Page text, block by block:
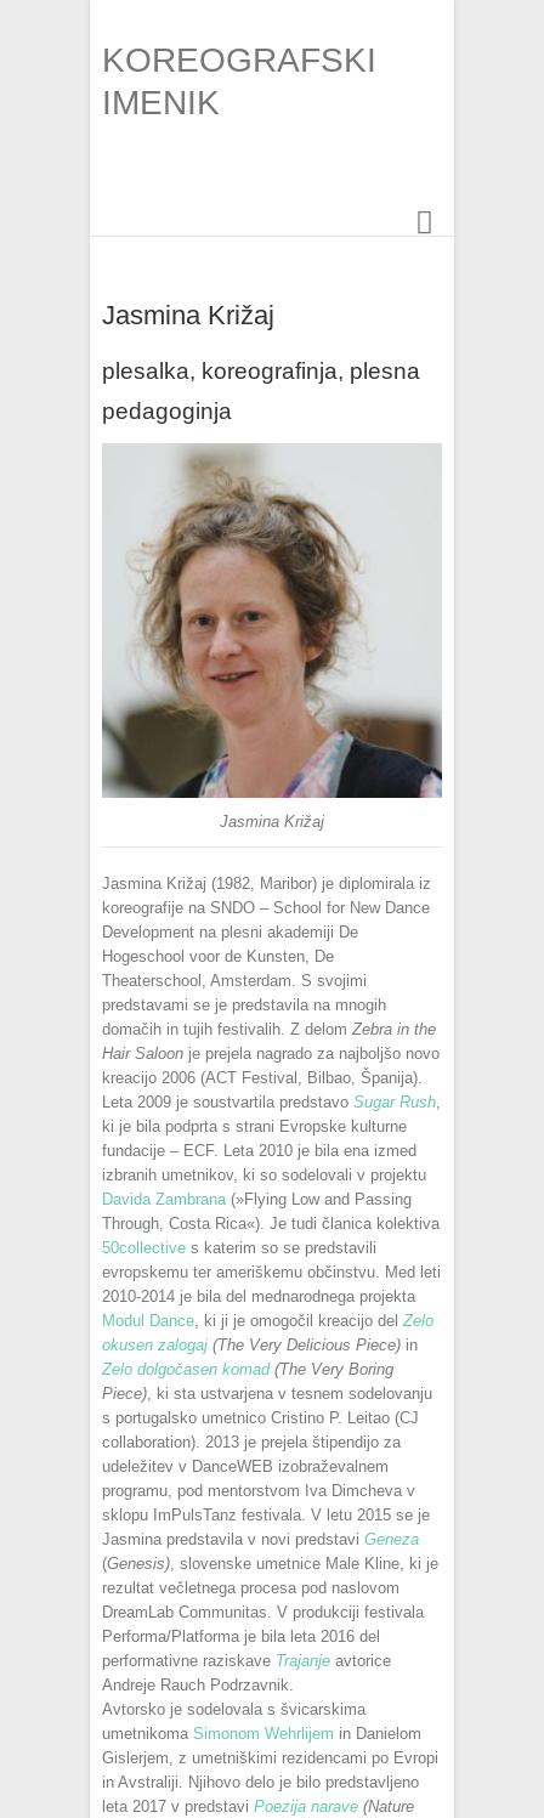
KOREOGRAFSKI
IMENIK
Jasmina Križaj
plesalka, koreografinja, plesna
pedagoginja
Jasmina Križaj
Jasmina Križaj (1982, Maribor) je diplomirala iz
koreografije na SNDO – School for New Dance
Development na plesni akademiji De
Hogeschool voor de Kunsten, De
Theaterschool, Amsterdam. S svojimi
predstavami se je predstavila na mnogih
domačih in tujih festivalih. Z delom Zebra in the
Hair Saloon je prejela nagrado za najboljšo novo
kreacijo 2006 (ACT Festival, Bilbao, Španija).
Leta 2009 je soustvartila predstavo Sugar Rush
ki je bila podprta s strani Evropske kulturne
fundacije – ECF. Leta 2010 je bila ena izmed
izbranih umetnikov, ki so sodelovali v projektu
Davida Zambrana (»Flying Low and Passing
Through, Costa Rica«). Je tudi članica kolektiva
50collective s katerim so se predstavili
evropskemu ter ameriškemu občinstvu. Med leti
2010-2014 je bila del mednarodnega projekta
Modul Dance , ki ji je omogočil kreacijo del Zelo
okusen zalogaj (The Very Delicious Piece) in
Zelo dolgočasen komad(The Very Boring
Piece) , ki sta ustvarjena v tesnem sodelovanju
s portugalsko umetnico Cristino P. Leitao (CJ
collaboration). 2013 je prejela štipendijo za
udeležitev v DanceWEB izobraževalnem
programu, pod mentorstvom Iva Dimcheva v
sklopu ImPulsTanz festivala. V letu 2015 se je
Jasmina predstavila v novi predstavi Geneza
(Genesis) , slovenske umetnice Male Kline, ki je
rezultat večletnega procesa pod naslovom
DreamLab Communitas. V produkciji festivala
Performa/Platforma je bila leta 2016 del
performativne raziskave Trajanje avtorice
Andreje Rauch Podrzavnik.
Avtorsko je sodelovala s švicarskima
umetnikoma Simonom Wehrlijem in Danielom
Gislerjem, z umetniškimi rezidencami po Evropi
in Avstraliji. Njihovo delo je bilo predstavljeno
leta 2017 v predstavi Poezija narave (Nature